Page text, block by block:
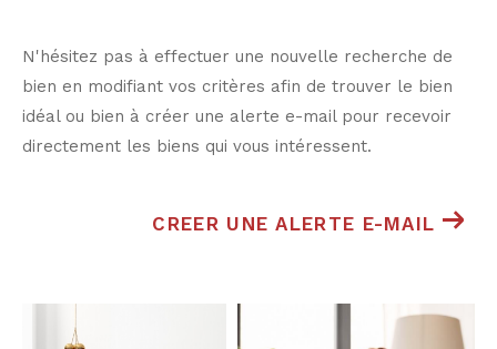
N'hésitez pas à effectuer une nouvelle recherche de
bien en modifiant vos critères afin de trouver le bien
idéal ou bien à créer une alerte e-mail pour recevoir
directement les biens qui vous intéressent.
CREER UNE ALERTE E-MAIL